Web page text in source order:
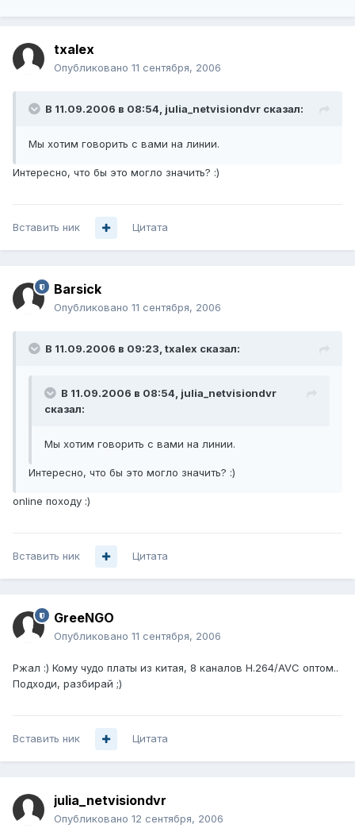
txalex
Опубликовано 11 сентября, 2006
В 11.09.2006 в 08:54, julia_netvisiondvr сказал:
Мы хотим говорить с вами на линии.
Интересно, что бы это могло значить? :)
Вставить ник Цитата
Barsick
Опубликовано 11 сентября, 2006
В 11.09.2006 в 09:23, txalex сказал:
В 11.09.2006 в 08:54, julia_netvisiondvr
сказал:
Мы хотим говорить с вами на линии.
Интересно, что бы это могло значить? :)
online походу :)
Вставить ник Цитата
GreeNGO
Опубликовано 11 сентября, 2006
Ржал :) Кому чудо платы из китая, 8 каналов H.264/AVC оптом..
Подходи, разбирай ;)
Вставить ник Цитата
julia_netvisiondvr
Опубликовано 12 сентября, 2006